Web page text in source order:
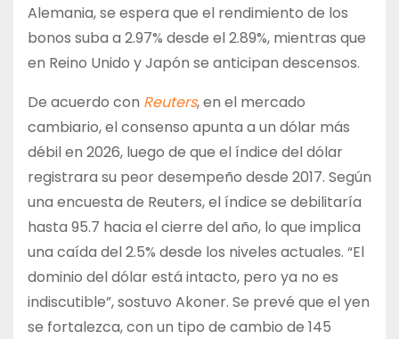
Alemania, se espera que el rendimiento de los
bonos suba a 2.97% desde el 2.89%, mientras que
en Reino Unido y Japón se anticipan descensos.
De acuerdo con Reuters, en el mercado
cambiario, el consenso apunta a un dólar más
débil en 2026, luego de que el índice del dólar
registrara su peor desempeño desde 2017. Según
una encuesta de Reuters, el índice se debilitaría
hasta 95.7 hacia el cierre del año, lo que implica
una caída del 2.5% desde los niveles actuales. “El
dominio del dólar está intacto, pero ya no es
indiscutible”, sostuvo Akoner. Se prevé que el yen
se fortalezca, con un tipo de cambio de 145